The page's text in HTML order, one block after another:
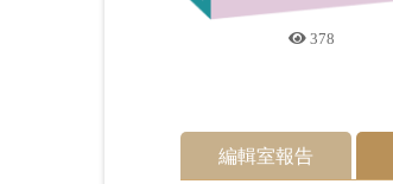
378
編輯室報告